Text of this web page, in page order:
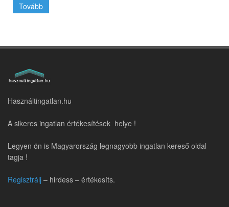
Tovább
Használtingatlan.hu
A sikeres ingatlan értékesítések helye !
Legyen ön is Magyarország legnagyobb ingatlan kereső oldal
tagja !
Regisztrálj – hirdess – értékesíts.